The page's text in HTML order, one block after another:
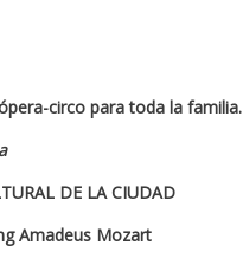
circo para toda la familia.
DE LA CIUDAD
Amadeus Mozart